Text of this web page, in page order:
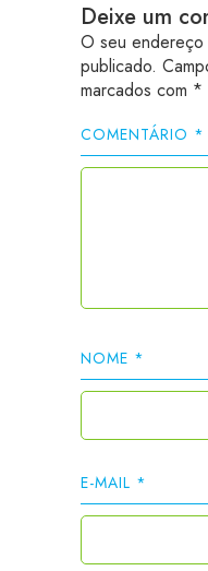
Deixe um
O seu endereço
publicado.
marcados com *
COMENTÁRIO *
NOME *
E-MAIL *